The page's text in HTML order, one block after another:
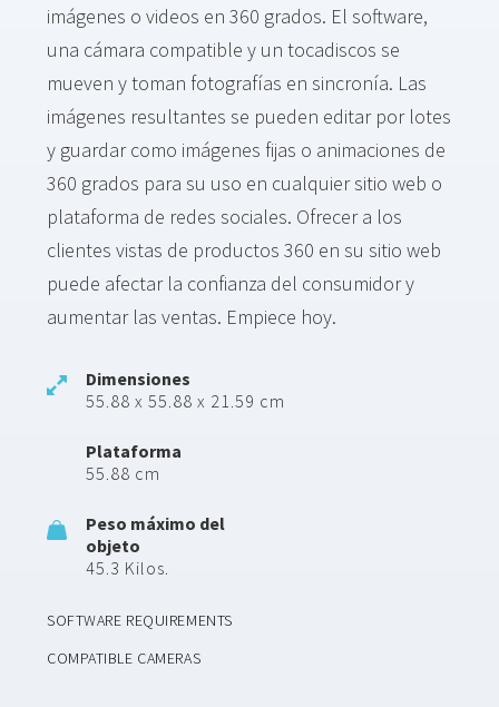
imágenes o videos en 360 grados. El software,
una cámara compatible y un tocadiscos se
mueven y toman fotografías en sincronía. Las
imágenes resultantes se pueden editar por lotes
y guardar como imágenes fijas o animaciones de
360 grados para su uso en cualquier sitio web o
plataforma de redes sociales. Ofrecer a los
clientes vistas de productos 360 en su sitio web
puede afectar la confianza del consumidor y
aumentar las ventas. Empiece hoy.
Dimensiones
55.88 x 55.88 x 21.59 cm
Plataforma
55.88 cm
Peso máximo del
objeto
45.3 Kilos.
SOFTWARE REQUIREMENTS
COMPATIBLE CAMERAS